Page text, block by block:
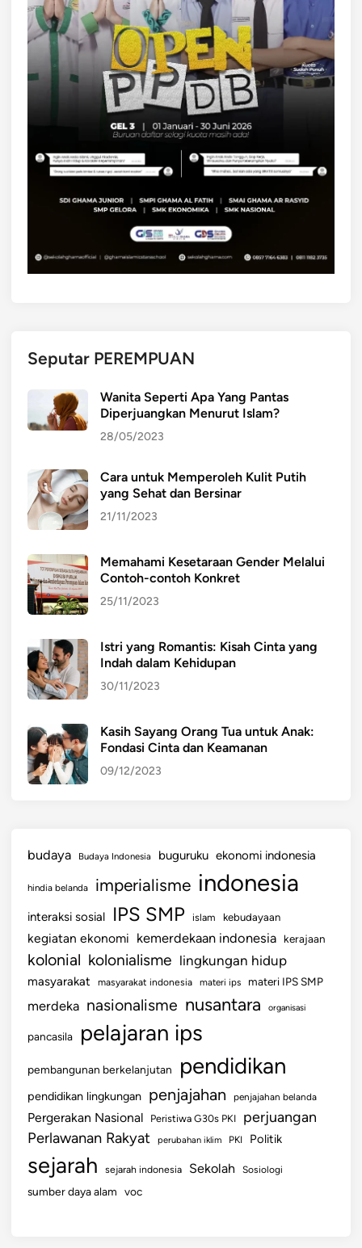
Seputar PEREMPUAN
Wanita Seperti Apa Yang Pantas
Diperjuangkan Menurut Islam?
28/05/2023
Cara untuk Memperoleh Kulit Putih
yang Sehat dan Bersinar
21/11/2023
Memahami Kesetaraan Gender Melalui
Contoh-contoh Konkret
25/11/2023
Istri yang Romantis: Kisah Cinta yang
Indah dalam Kehidupan
30/11/2023
Kasih Sayang Orang Tua untuk Anak:
Fondasi Cinta dan Keamanan
09/12/2023
budaya Budaya Indonesia buguruku ekonomi indonesia
hindia belanda imperialisme indonesia
interaksi sosial IPS SMP islam kebudayaan
kegiatan ekonomi kemerdekaan indonesia kerajaan
kolonial kolonialisme lingkungan hidup
masyarakat masyarakat indonesia materi ips materi IPS SMP
merdeka nasionalisme nusantara organisasi
pancasila pelajaran ips
pembangunan berkelanjutan pendidikan
pendidikan lingkungan penjajahan penjajahan belanda
Pergerakan Nasional Peristiwa G30s PKI perjuangan
Perlawanan Rakyat perubahan iklim PKI Politik
sejarah sejarah indonesia Sekolah Sosiologi
sumber daya alam voc